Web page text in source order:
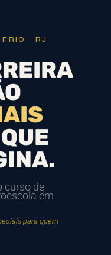
· RJ
curso de
em
para quem